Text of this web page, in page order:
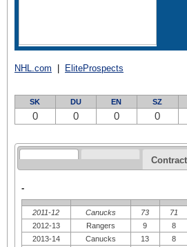
NHL.com EliteProspects
SK DU EN SZ
0 0 0 0
Contract
-
2011-12 Canucks 73 71
2012-13
Rangers 9 8
2013-14
Canucks 13 8